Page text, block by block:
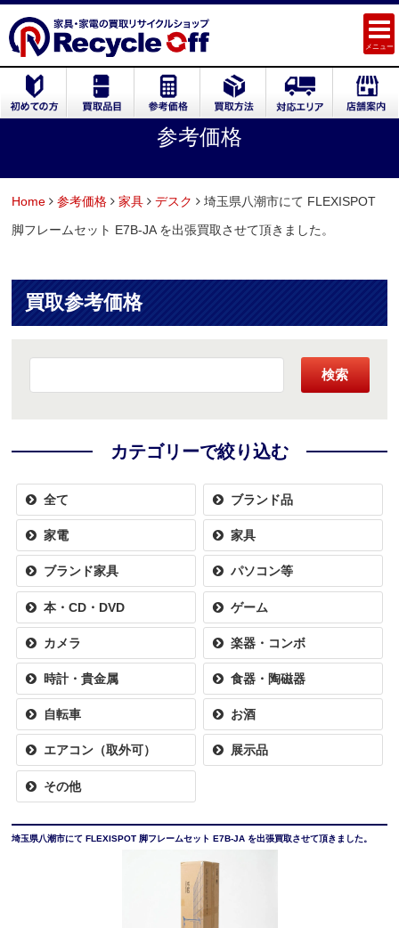
メニュー
参考価格
Home 参考価格 家具 デスク
埼玉県八潮市にて FLEXISPOT
脚フレームセット E7B-JA を出張買取させて頂きました。
買取参考価格
検索
カテゴリーで絞り込む
全て ブランド品
家電 家具
ブランド家具 パソコン等
本・CD・DVD ゲーム
カメラ 楽器・コンボ
時計・貴金属 食器・陶磁器
自転車 お酒
エアコン（取外可） 展示品
その他
埼玉県八潮市にて FLEXISPOT 脚フレームセット E7B-JA を出張買取させて頂きました。